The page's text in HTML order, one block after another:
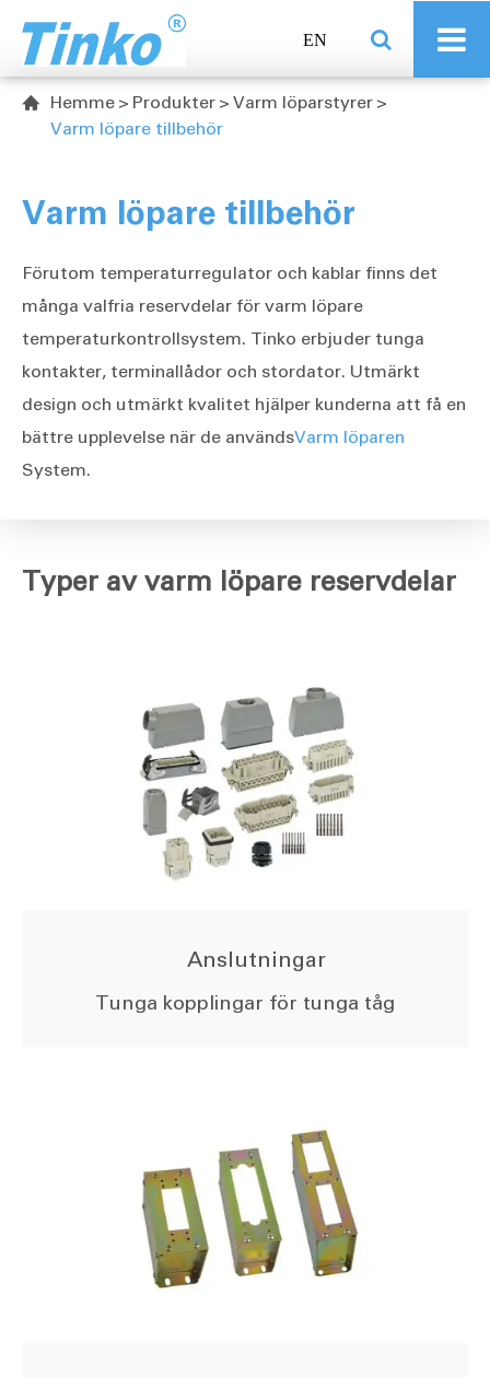
EN
 Hemme Produkter
Varm löparstyrer
Varm löpare tillbehör
Varm löpare tillbehör
Förutom temperaturregulator och kablar finns det
många valfria reservdelar för varm löpare
temperaturkontrollsystem. Tinko erbjuder tunga
kontakter, terminallådor och stordator. Utmärkt
design och utmärkt kvalitet hjälper kunderna att få en
bättre upplevelse när de användsVarm löparen
System.
Typer av varm löpare reservdelar
Anslutningar
Tunga kopplingar för tunga tåg